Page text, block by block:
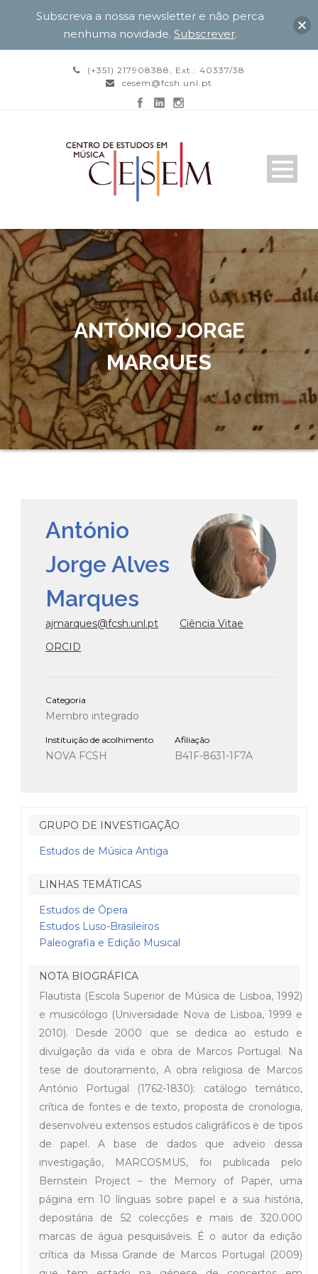
(+351) 217908388, Ext.: 40337/38
cesem@fcsh.unl.pt
ANTÓNIO JORGE
MARQUES
António
Jorge Alves
Marques
ajmarques@fcsh.unl.pt
Ciência Vitae
ORCID
Categoria
Membro integrado
Instituição de acolhimento
NOVA FCSH
Afiliação
B41F-8631-1F7A
GRUPO DE INVESTIGAÇÃO
Estudos de Música Antiga
LINHAS TEMÁTICAS
Estudos de Ópera
Estudos Luso-Brasileiros
Paleografia e Edição Musical
NOTA BIOGRÁFICA
Flautista (Escola Superior de Música de Lisboa, 1992)
e musicólogo (Universidade Nova de Lisboa, 1999 e
2010). Desde 2000 que se dedica ao estudo e
divulgação da vida e obra de Marcos Portugal. Na
tese de doutoramento, A obra religiosa de Marcos
António Portugal (1762-1830): catálogo temático,
crítica de fontes e de texto, proposta de cronologia,
desenvolveu extensos estudos caligráficos e de tipos
de papel. A base de dados que adveio dessa
investigação, MARCOSMUS, foi publicada pelo
Bernstein Project – the Memory of Paper, uma
página em 10 línguas sobre papel e a sua história,
depositária de 52 colecções e mais de 320.000
marcas de água pesquisáveis. É o autor da edição
crítica da Missa Grande de Marcos Portugal (2009)
Subscreva a nossa newsletter e não perca
nenhuma novidade. Subscrever.